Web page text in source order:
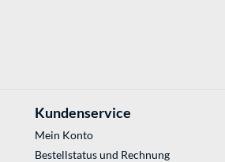
Kundenservice
Mein Konto
Bestellstatus und Rechnung